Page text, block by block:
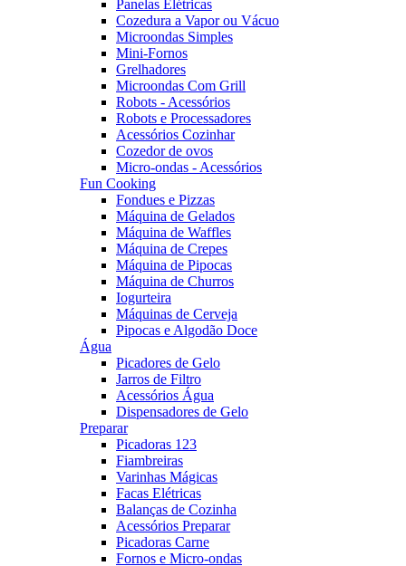
Panelas Elétricas
Cozedura a Vapor ou Vácuo
Microondas Simples
Mini-Fornos
Grelhadores
Microondas Com Grill
Robots - Acessórios
Robots e Processadores
Acessórios Cozinhar
Cozedor de ovos
Micro-ondas - Acessórios
Fun Cooking
Fondues e Pizzas
Máquina de Gelados
Máquina de Waffles
Máquina de Crepes
Máquina de Pipocas
Máquina de Churros
Iogurteira
Máquinas de Cerveja
Pipocas e Algodão Doce
Água
Picadores de Gelo
Jarros de Filtro
Acessórios Água
Dispensadores de Gelo
Preparar
Picadoras 123
Fiambreiras
Varinhas Mágicas
Facas Elétricas
Balanças de Cozinha
Acessórios Preparar
Picadoras Carne
Fornos e Micro-ondas